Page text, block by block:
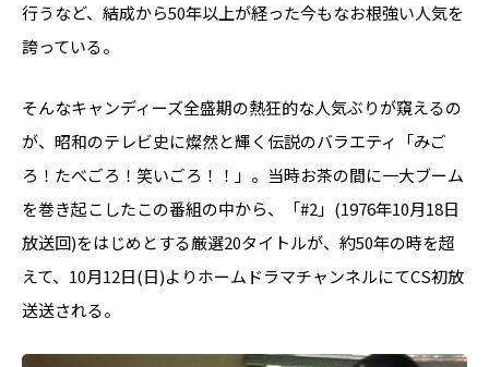
行うなど、結成から50年以上が経った今もなお根強い人気を
誇っている。
そんなキャンディーズ全盛期の熱狂的な人気ぶりが窺えるの
が、昭和のテレビ史に燦然と輝く伝説のバラエティ「みご
ろ！たべごろ！笑いごろ！！」。当時お茶の間に一大ブーム
を巻き起こしたこの番組の中から、「#2」(1976年10月18日
放送回)をはじめとする厳選20タイトルが、約50年の時を超
えて、10月12日(日)よりホームドラマチャンネルにてCS初放
送送される。